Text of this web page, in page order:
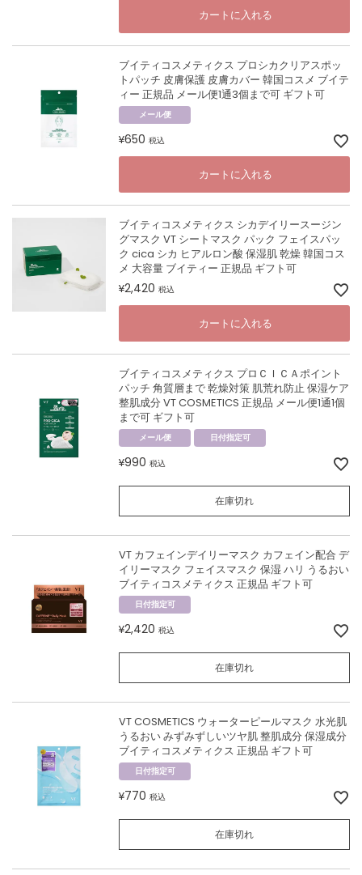
カートに入れる
ブイティコスメティクス プロシカクリアスポッ
トパッチ 皮膚保護 皮膚カバー 韓国コスメ ブイテ
ィー 正規品 メール便1通3個まで可 ギフト可
メール便
¥650 税込
カートに入れる
ブイティコスメティクス シカデイリースージン
グマスク VT シートマスク パック フェイスパッ
ク cica シカ ヒアルロン酸 保湿肌 乾燥 韓国コス
メ 大容量 ブイティー 正規品 ギフト可
¥2,420 税込
カートに入れる
ブイティコスメティクス プロＣＩＣＡポイント
パッチ 角質層まで 乾燥対策 肌荒れ防止 保湿ケア
整肌成分 VT COSMETICS 正規品 メール便1通1個
まで可 ギフト可
メール便 日付指定可
¥990 税込
在庫切れ
VT カフェインデイリーマスク カフェイン配合 デ
イリーマスク フェイスマスク 保湿 ハリ うるおい
ブイティコスメティクス 正規品 ギフト可
日付指定可
¥2,420 税込
在庫切れ
VT COSMETICS ウォーターピールマスク 水光肌
うるおい みずみずしいツヤ肌 整肌成分 保湿成分
ブイティコスメティクス 正規品 ギフト可
日付指定可
¥770 税込
在庫切れ